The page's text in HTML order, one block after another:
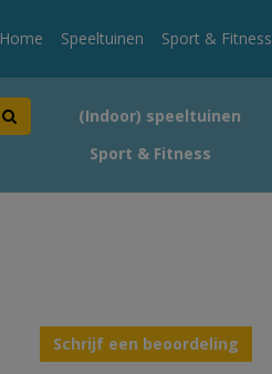
Home Speeltuinen Sport & Fitness
(Indoor) speeltuinen
Sport & Fitness
Schrijf een beoordeling